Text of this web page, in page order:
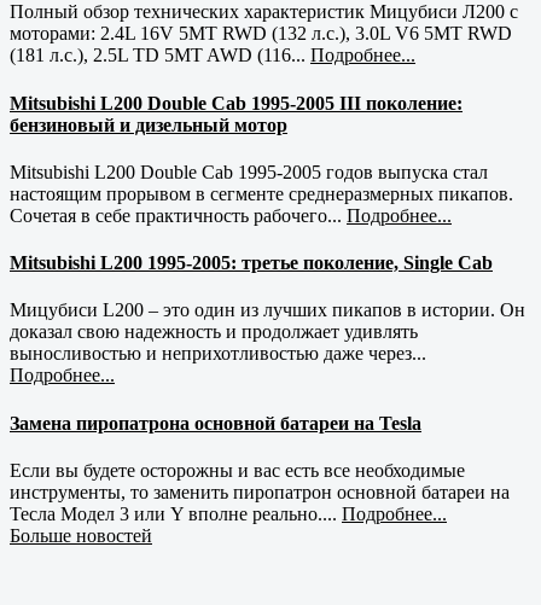
Полный обзор технических характеристик Мицубиси Л200 с
моторами: 2.4L 16V 5MT RWD (132 л.с.), 3.0L V6 5MT RWD
(181 л.с.), 2.5L TD 5MT AWD (116... Подробнее...
Mitsubishi L200 Double Cab 1995-2005 III поколение:
бензиновый и дизельный мотор
Mitsubishi L200 Double Cab 1995-2005 годов выпуска стал
настоящим прорывом в сегменте среднеразмерных пикапов.
Сочетая в себе практичность рабочего... Подробнее...
Mitsubishi L200 1995-2005: третье поколение, Single Cab
Мицубиси L200 – это один из лучших пикапов в истории. Он
доказал свою надежность и продолжает удивлять
выносливостью и неприхотливостью даже через...
Подробнее...
Замена пиропатрона основной батареи на Tesla
Если вы будете осторожны и вас есть все необходимые
инструменты, то заменить пиропатрон основной батареи на
Тесла Модел 3 или Y вполне реально.... Подробнее...
Больше новостей